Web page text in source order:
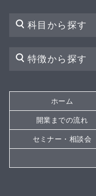
科目から探す
特徴から探す
ホーム
開業までの流れ
セミナー・相談会